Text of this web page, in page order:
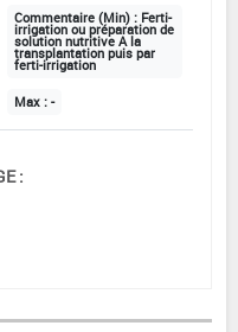
Commentaire (Min) : Ferti-
irrigation ou préparation de
solution nutritive A la
transplantation puis par
ferti-irrigation
Max : -
: